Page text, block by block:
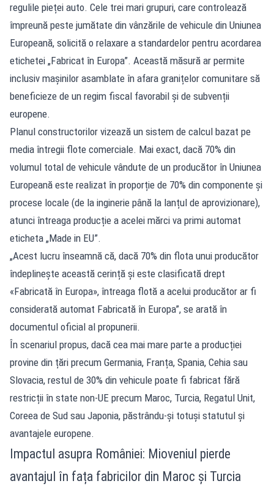
regulile pieței auto. Cele trei mari grupuri, care controlează
împreună peste jumătate din vânzările de vehicule din Uniunea
Europeană, solicită o relaxare a standardelor pentru acordarea
etichetei „Fabricat în Europa”. Această măsură ar permite
inclusiv mașinilor asamblate în afara granițelor comunitare să
beneficieze de un regim fiscal favorabil și de subvenții
europene.
Planul constructorilor vizează un sistem de calcul bazat pe
media întregii flote comerciale. Mai exact, dacă 70% din
volumul total de vehicule vândute de un producător în Uniunea
Europeană este realizat în proporție de 70% din componente și
procese locale (de la inginerie până la lanțul de aprovizionare),
atunci întreaga producție a acelei mărci va primi automat
eticheta „Made in EU”.
„Acest lucru înseamnă că, dacă 70% din flota unui producător
îndeplinește această cerință și este clasificată drept
«Fabricată în Europa», întreaga flotă a acelui producător ar fi
considerată automat Fabricată în Europa”, se arată în
documentul oficial al propunerii.
În scenariul propus, dacă cea mai mare parte a producției
provine din țări precum Germania, Franța, Spania, Cehia sau
Slovacia, restul de 30% din vehicule poate fi fabricat fără
restricții în state non-UE precum Maroc, Turcia, Regatul Unit,
Coreea de Sud sau Japonia, păstrându-și totuși statutul și
avantajele europene.
Impactul asupra României: Mioveniul pierde
avantajul în fața fabricilor din Maroc și Turcia